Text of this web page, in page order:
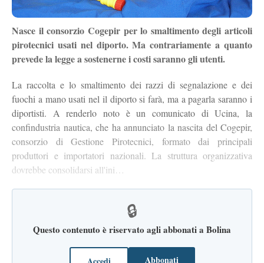
Nasce il consorzio Cogepir per lo smaltimento degli articoli
pirotecnici usati nel diporto. Ma contrariamente a quanto
prevede la legge a sostenerne i costi saranno gli utenti.
La raccolta e lo smaltimento dei razzi di segnalazione e dei
fuochi a mano usati nel il diporto si farà, ma a pagarla saranno i
diportisti. A renderlo noto è un comunicato di Ucina, la
confindustria nautica, che ha annunciato la nascita del Cogepir,
consorzio di Gestione Pirotecnici, formato dai principali
produttori e importatori nazionali. La struttura organizzativa
dovrebbe consolidarsi all'ini…
🔒
Questo contenuto è riservato agli abbonati a Bolina
Abbonati